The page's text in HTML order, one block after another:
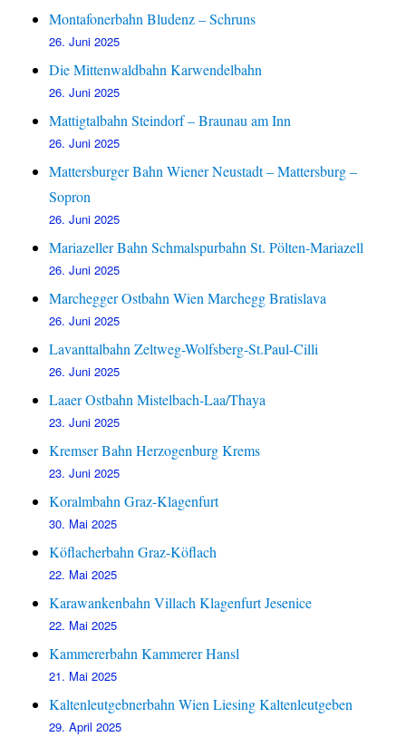
Montafonerbahn Bludenz – Schruns
26. Juni 2025
Die Mittenwaldbahn Karwendelbahn
26. Juni 2025
Mattigtalbahn Steindorf – Braunau am Inn
26. Juni 2025
Mattersburger Bahn Wiener Neustadt – Mattersburg –
Sopron
26. Juni 2025
Mariazeller Bahn Schmalspurbahn St. Pölten-Mariazell
26. Juni 2025
Marchegger Ostbahn Wien Marchegg Bratislava
26. Juni 2025
Lavanttalbahn Zeltweg-Wolfsberg-St.Paul-Cilli
26. Juni 2025
Laaer Ostbahn Mistelbach-Laa/Thaya
23. Juni 2025
Kremser Bahn Herzogenburg Krems
23. Juni 2025
Koralmbahn Graz-Klagenfurt
30. Mai 2025
Köflacherbahn Graz-Köflach
22. Mai 2025
Karawankenbahn Villach Klagenfurt Jesenice
22. Mai 2025
Kammererbahn Kammerer Hansl
21. Mai 2025
Kaltenleutgebnerbahn Wien Liesing Kaltenleutgeben
29. April 2025